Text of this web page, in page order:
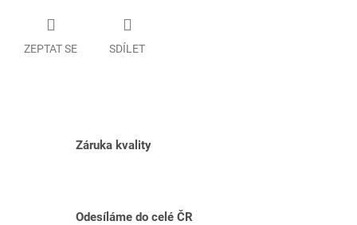
ZEPTAT SE SDÍLET
Záruka kvality
Odesíláme do celé ČR